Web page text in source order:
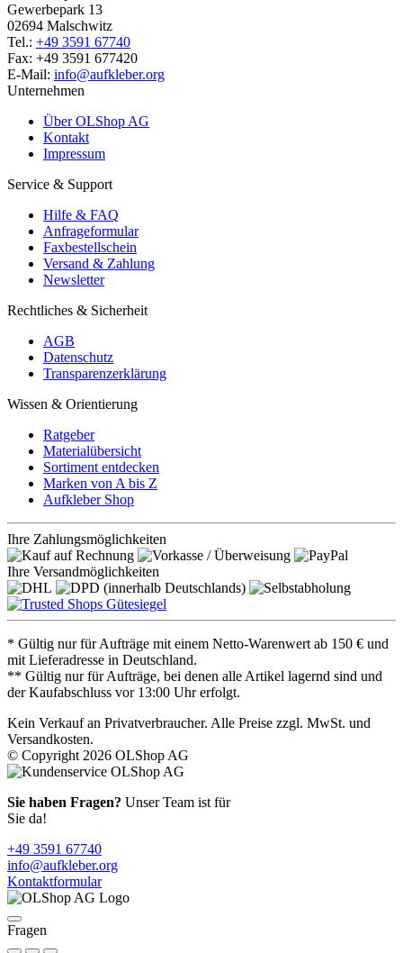
Gewerbepark 13
02694 Malschwitz
Tel.: +49 3591 67740
Fax: +49 3591 677420
E-Mail: info@aufkleber.org
Unternehmen
Über OLShop AG
Kontakt
Impressum
Service & Support
Hilfe & FAQ
Anfrageformular
Faxbestellschein
Versand & Zahlung
Newsletter
Rechtliches & Sicherheit
AGB
Datenschutz
Transparenzerklärung
Wissen & Orientierung
Ratgeber
Materialübersicht
Sortiment entdecken
Marken von A bis Z
Aufkleber Shop
Ihre Zahlungsmöglichkeiten
Ihre Versandmöglichkeiten
* Gültig nur für Aufträge mit einem Netto-Warenwert ab 150 € und
mit Lieferadresse in Deutschland.
** Gültig nur für Aufträge, bei denen alle Artikel lagernd sind und
der Kaufabschluss vor 13:00 Uhr erfolgt.
Kein Verkauf an Privatverbraucher. Alle Preise zzgl. MwSt. und
Versandkosten.
© Copyright 2026 OLShop AG
Sie haben Fragen? Unser Team ist für
Sie da!
+49 3591 67740
info@aufkleber.org
Kontaktformular
Fragen